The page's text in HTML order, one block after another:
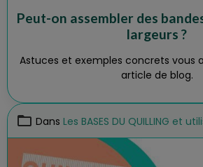
Peut-on assembler des
largeurs ?
Astuces et exemples concrets vous
article de blog.
Dans Les BASES DU QUILLING et